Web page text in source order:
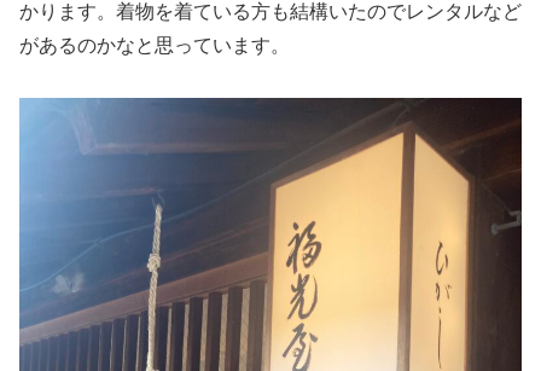
かります。着物を着ている方も結構いたのでレンタルなど
があるのかなと思っています。